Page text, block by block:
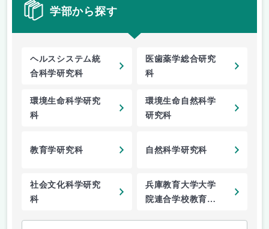
学部から探す
ヘルスシステム統
合科学研究科
医歯薬学総合研究
科
環境生命科学研究
科
環境生命自然科学
研究科
教育学研究科 自然科学研究科
社会文化科学研究
科
兵庫教育大学大学
院連合学校教育学